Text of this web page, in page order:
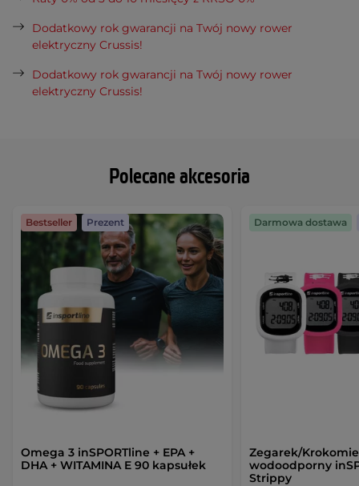
Polecane akcesoria
Omega 3 inSPORTline + EPA +
DHA + WITAMINA E 90 kapsułek
Bestseller Prezent
Zegarek/
wodoodporny
Strippy
Darmowa dostawa
Dodatkowy rok gwarancji na Twój nowy rower
elektryczny Crussis!
Dodatkowy rok gwarancji na Twój nowy rower
elektryczny Crussis!